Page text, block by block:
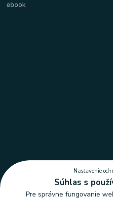
Nastavenie
Súhlas s
Pre správne fungovanie